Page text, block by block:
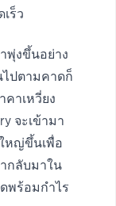
ร็ว
พุ่งขึ้นอย่าง
ไปตามคาดก็
คาเหวี่ยง
จะเข้ามา
หญ่ขึ้นเพื่อ
กลับมาใน
พร้อมกำไร